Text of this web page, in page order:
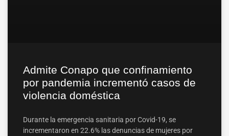
Admite Conapo que confinamiento
por pandemia incrementó casos de
violencia doméstica
Durante la emergencia sanitaria por Covid-19, se
incrementaron en 22.6% las denuncias de mujeres por